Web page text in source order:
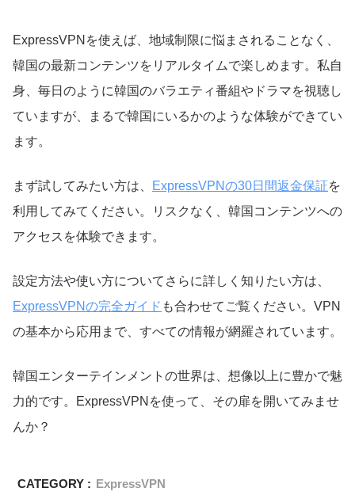
ExpressVPNを使えば、地域制限に悩まされることなく、
韓国の最新コンテンツをリアルタイムで楽しめます。私自
身、毎日のように韓国のバラエティ番組やドラマを視聴し
ていますが、まるで韓国にいるかのような体験ができてい
ます。
まず試してみたい方は、 ExpressVPNの30日間返金保証を
利用してみてください。リスクなく、韓国コンテンツへの
アクセスを体験できます。
設定方法や使い方についてさらに詳しく知りたい方は、
ExpressVPNの完全ガイド も合わせてご覧ください。VPN
の基本から応用まで、すべての情報が網羅されています。
韓国エンターテインメントの世界は、想像以上に豊かで魅
力的です。ExpressVPNを使って、その扉を開いてみませ
んか？
CATEGORY : ExpressVPN